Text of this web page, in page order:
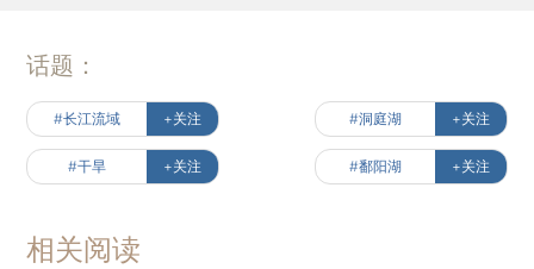
话题：
#长江流域 +关注 #洞庭湖 +关注
#干旱 +关注 #鄱阳湖 +关注
相关阅读